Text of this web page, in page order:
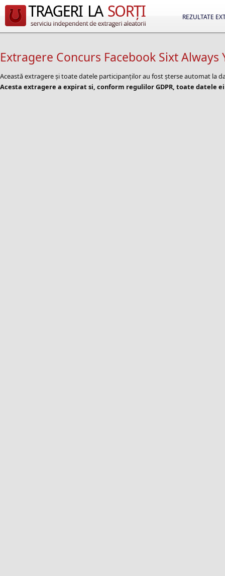
REZULTATE
Extragere Concurs Facebook Sixt Always
Această extragere și toate datele participanților au fost șterse automat la
Acesta extragere a expirat si, conform regulilor GDPR, toate datele